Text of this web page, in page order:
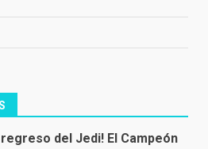
regreso del Jedi! El Campeón